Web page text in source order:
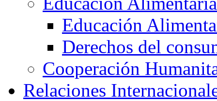
Educación
Derechos del
Cooperación
Relaciones